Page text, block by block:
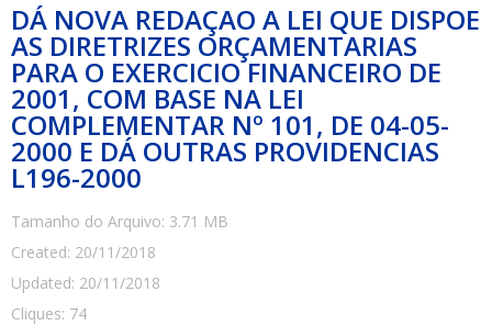
DÁ NOVA REDAÇAO A LEI QUE DISPOE
AS DIRETRIZES ORÇAMENTARIAS
PARA O EXERCICIO FINANCEIRO DE
2001, COM BASE NA LEI
COMPLEMENTAR Nº 101, DE 04-05-
2000 E DÁ OUTRAS PROVIDENCIAS
L196-2000
Tamanho do Arquivo: 3.71 MB
Created: 20/11/2018
Updated: 20/11/2018
Cliques: 74